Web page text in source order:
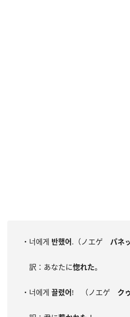
・너에게 반했어.（ノエゲ パネ
訳：あなたに惚れた。
・너에게 끌렸어! （ノエゲ ク